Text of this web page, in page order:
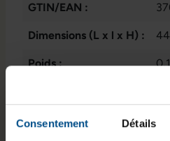
Consentement Détails
GTIN/EAN :
Dimensions (L x l x H) :
Poids :
0